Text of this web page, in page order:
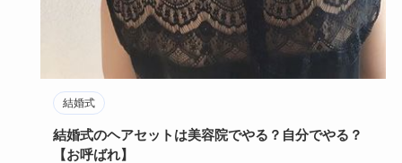
結婚式
結婚式のヘアセットは美容院でやる？自分でやる？
【お呼ばれ】